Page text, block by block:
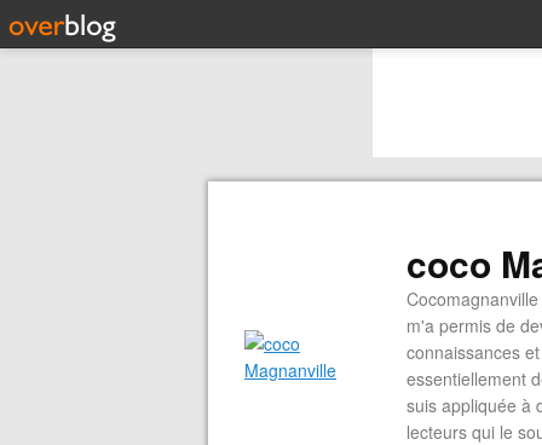
coco
m'a permis de
connaissances
essentiellement
suis appliquée à
lecteurs qui le